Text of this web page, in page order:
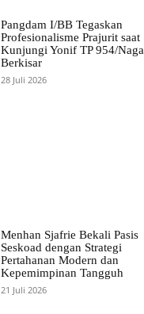
Pangdam I/BB Tegaskan
Profesionalisme Prajurit saat
Kunjungi Yonif TP 954/Naga
Berkisar
28 Juli 2026
Menhan Sjafrie Bekali Pasis
Seskoad dengan Strategi
Pertahanan Modern dan
Kepemimpinan Tangguh
21 Juli 2026